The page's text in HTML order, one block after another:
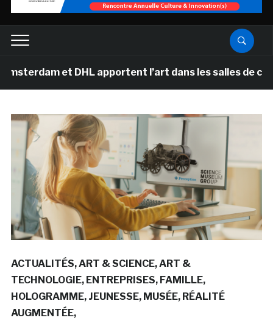
et DHL apportent l’art dans les salles de classe des
ACTUALITÉS ART & SCIENCE ART &
TECHNOLOGIE ENTREPRISES FAMILLE
HOLOGRAMME JEUNESSE MUSÉE RÉALITÉ
AUGMENTÉE